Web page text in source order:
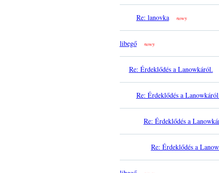
Re: lanovka nowy
libegő nowy
Re: Érdeklődés a Lanowkáról.
Re: Érdeklődés a
Re: Érdeklődés a
Re: Érdeklődés a